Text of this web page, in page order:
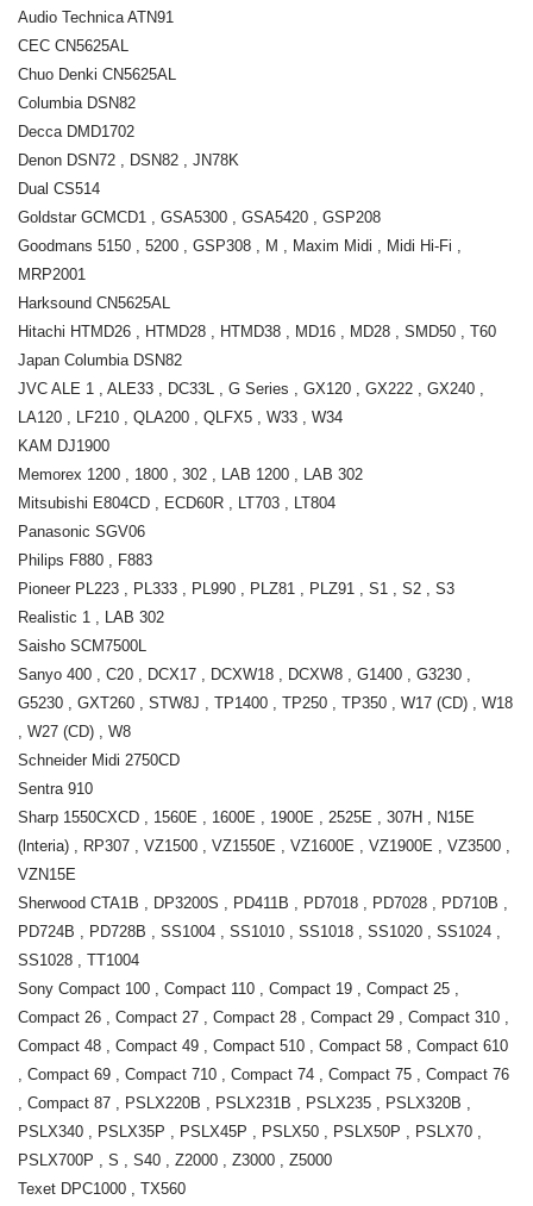
Audio Technica ATN91
CEC CN5625AL
Chuo Denki CN5625AL
Columbia DSN82
Decca DMD1702
Denon DSN72 , DSN82 , JN78K
Dual CS514
Goldstar GCMCD1 , GSA5300 , GSA5420 , GSP208
Goodmans 5150 , 5200 , GSP308 , M , Maxim Midi , Midi Hi-Fi ,
MRP2001
Harksound CN5625AL
Hitachi HTMD26 , HTMD28 , HTMD38 , MD16 , MD28 , SMD50 , T60
Japan Columbia DSN82
JVC ALE 1 , ALE33 , DC33L , G Series , GX120 , GX222 , GX240 ,
LA120 , LF210 , QLA200 , QLFX5 , W33 , W34
KAM DJ1900
Memorex 1200 , 1800 , 302 , LAB 1200 , LAB 302
Mitsubishi E804CD , ECD60R , LT703 , LT804
Panasonic SGV06
Philips F880 , F883
Pioneer PL223 , PL333 , PL990 , PLZ81 , PLZ91 , S1 , S2 , S3
Realistic 1 , LAB 302
Saisho SCM7500L
Sanyo 400 , C20 , DCX17 , DCXW18 , DCXW8 , G1400 , G3230 ,
G5230 , GXT260 , STW8J , TP1400 , TP250 , TP350 , W17 (CD) , W18
, W27 (CD) , W8
Schneider Midi 2750CD
Sentra 910
Sharp 1550CXCD , 1560E , 1600E , 1900E , 2525E , 307H , N15E
(lnteria) , RP307 , VZ1500 , VZ1550E , VZ1600E , VZ1900E , VZ3500 ,
VZN15E
Sherwood CTA1B , DP3200S , PD411B , PD7018 , PD7028 , PD710B ,
PD724B , PD728B , SS1004 , SS1010 , SS1018 , SS1020 , SS1024 ,
SS1028 , TT1004
Sony Compact 100 , Compact 110 , Compact 19 , Compact 25 ,
Compact 26 , Compact 27 , Compact 28 , Compact 29 , Compact 310 ,
Compact 48 , Compact 49 , Compact 510 , Compact 58 , Compact 610
, Compact 69 , Compact 710 , Compact 74 , Compact 75 , Compact 76
, Compact 87 , PSLX220B , PSLX231B , PSLX235 , PSLX320B ,
PSLX340 , PSLX35P , PSLX45P , PSLX50 , PSLX50P , PSLX70 ,
PSLX700P , S , S40 , Z2000 , Z3000 , Z5000
Texet DPC1000 , TX560